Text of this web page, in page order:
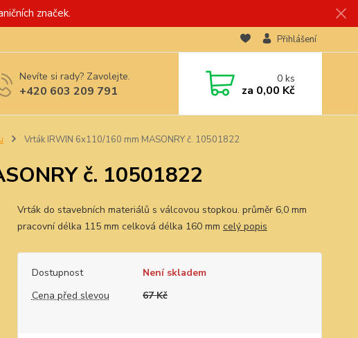
značek.
Přihlášení
Nevíte si rady? Zavolejte.
+420 603 209 791
0ks
za 0,00 Kč
Vrták IRWIN 6x110/160 mm MASONRY č. 10501822
č. 10501822
Vrták do stavebních materiálů s válcovou stopkou. průměr 6,0 mm
pracovní délka 115 mm celková délka 160 mm celý popis
Dostupnost
Není skladem
Cena před slevou
67 Kč